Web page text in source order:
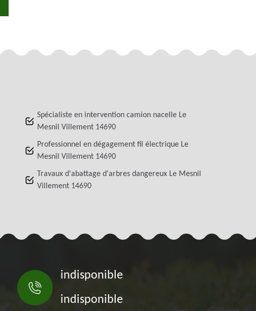
Spécialiste en intervention camion nacelle Le
Mesnil Villement 14690
Professionnel en dégagement fil électrique Le
Mesnil Villement 14690
Travaux d'abattage d'arbres dangereux Le Mesnil
Villement 14690
indisponible
indisponible